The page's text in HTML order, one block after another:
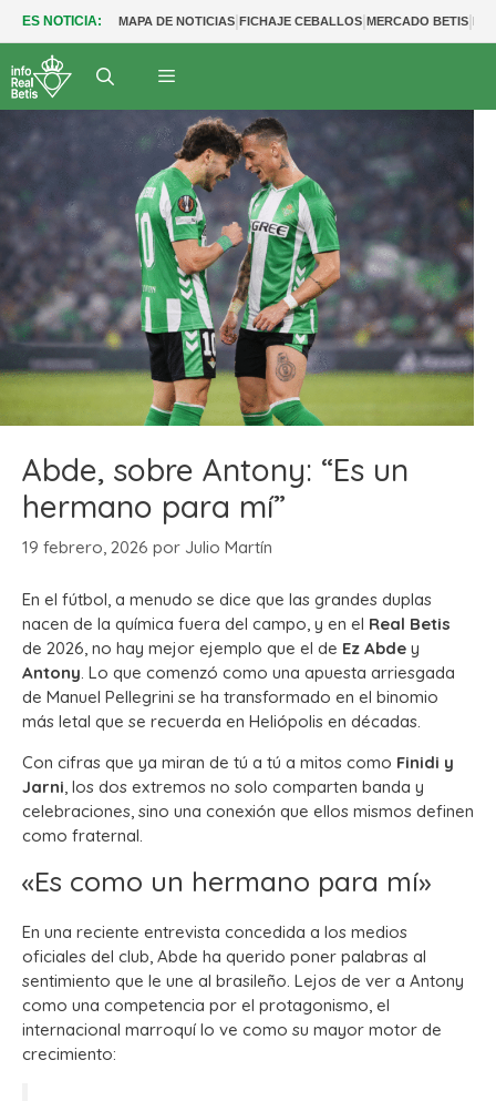
ES NOTICIA: MAPA DE NOTICIAS|FICHAJE CEBALLOS|MERCADO BETIS|
Abde, sobre Antony: “Es un
hermano para mí”
19 febrero, 2026 por Julio Martín
En el fútbol, a menudo se dice que las grandes duplas
nacen de la química fuera del campo, y en el Real Betis
de 2026, no hay mejor ejemplo que el de Ez Abde y
Antony. Lo que comenzó como una apuesta arriesgada
de Manuel Pellegrini se ha transformado en el binomio
más letal que se recuerda en Heliópolis en décadas.
Con cifras que ya miran de tú a tú a mitos como Finidi y
Jarni, los dos extremos no solo comparten banda y
celebraciones, sino una conexión que ellos mismos definen
como fraternal.
«Es como un hermano para mí»
En una reciente entrevista concedida a los medios
oficiales del club, Abde ha querido poner palabras al
sentimiento que le une al brasileño. Lejos de ver a Antony
como una competencia por el protagonismo, el
internacional marroquí lo ve como su mayor motor de
crecimiento: